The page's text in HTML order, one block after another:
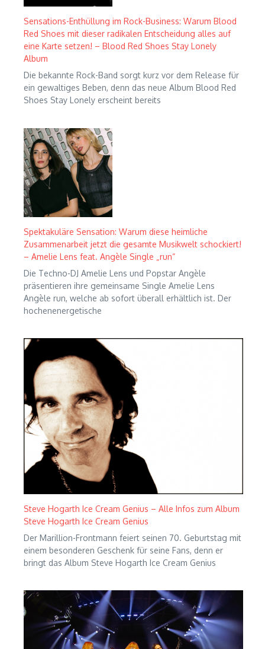
Sensations-Enthüllung im Rock-Business: Warum Blood
Red Shoes mit dieser radikalen Entscheidung alles auf
eine Karte setzen! – Blood Red Shoes Stay Lonely
Album
Die bekannte Rock-Band sorgt kurz vor dem Release für
ein gewaltiges Beben, denn das neue Album Blood Red
Shoes Stay Lonely erscheint bereits
Spektakuläre Sensation: Warum diese heimliche
Zusammenarbeit jetzt die gesamte Musikwelt schockiert!
– Amelie Lens feat. Angèle Single „run“
Die Techno-DJ Amelie Lens und Popstar Angèle
präsentieren ihre gemeinsame Single Amelie Lens
Angèle run, welche ab sofort überall erhältlich ist. Der
hochenenergetische
Steve Hogarth Ice Cream Genius – Alle Infos zum Album
Steve Hogarth Ice Cream Genius
Der Marillion-Frontmann feiert seinen 70. Geburtstag mit
einem besonderen Geschenk für seine Fans, denn er
bringt das Album Steve Hogarth Ice Cream Genius